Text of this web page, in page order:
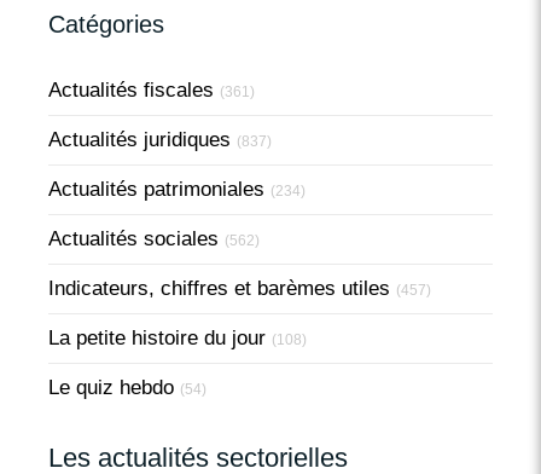
Catégories
Actualités fiscales (361)
Actualités juridiques (837)
Actualités patrimoniales (234)
Actualités sociales (562)
Indicateurs, chiffres et barèmes utiles (457)
La petite histoire du jour (108)
Le quiz hebdo (54)
Les actualités sectorielles